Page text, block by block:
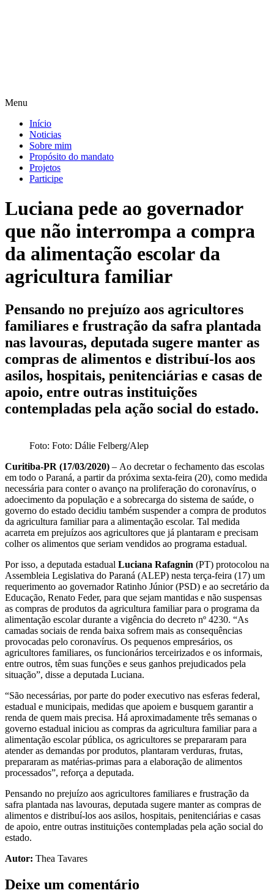
Menu
Início
Noticias
Sobre mim
Propósito do mandato
Projetos
Participe
Luciana pede ao governador
que não interrompa a compra
da alimentação escolar da
agricultura familiar
Pensando no prejuízo aos agricultores
familiares e frustração da safra plantada
nas lavouras, deputada sugere manter as
compras de alimentos e distribuí-los aos
asilos, hospitais, penitenciárias e casas de
apoio, entre outras instituições
contempladas pela ação social do estado.
Foto: Foto: Dálie Felberg/Alep
Curitiba-PR (17/03/2020) – Ao decretar o fechamento das escolas
em todo o Paraná, a partir da próxima sexta-feira (20), como medida
necessária para conter o avanço na proliferação do coronavírus, o
adoecimento da população e a sobrecarga do sistema de saúde, o
governo do estado decidiu também suspender a compra de produtos
da agricultura familiar para a alimentação escolar. Tal medida
acarreta em prejuízos aos agricultores que já plantaram e precisam
colher os alimentos que seriam vendidos ao programa estadual.
Por isso, a deputada estadual Luciana Rafagnin (PT) protocolou na
Assembleia Legislativa do Paraná (ALEP) nesta terça-feira (17) um
requerimento ao governador Ratinho Júnior (PSD) e ao secretário da
Educação, Renato Feder, para que sejam mantidas e não suspensas
as compras de produtos da agricultura familiar para o programa da
alimentação escolar durante a vigência do decreto nº 4230. “As
camadas sociais de renda baixa sofrem mais as consequências
provocadas pelo coronavírus. Os pequenos empresários, os
agricultores familiares, os funcionários terceirizados e os informais,
entre outros, têm suas funções e seus ganhos prejudicados pela
situação”, disse a deputada Luciana.
“São necessárias, por parte do poder executivo nas esferas federal,
estadual e municipais, medidas que apoiem e busquem garantir a
renda de quem mais precisa. Há aproximadamente três semanas o
governo estadual iniciou as compras da agricultura familiar para a
alimentação escolar pública, os agricultores se prepararam para
atender as demandas por produtos, plantaram verduras, frutas,
prepararam as matérias-primas para a elaboração de alimentos
processados”, reforça a deputada.
Pensando no prejuízo aos agricultores familiares e frustração da
safra plantada nas lavouras, deputada sugere manter as compras de
alimentos e distribuí-los aos asilos, hospitais, penitenciárias e casas
de apoio, entre outras instituições contempladas pela ação social do
estado.
Autor: Thea Tavares
Deixe um comentário